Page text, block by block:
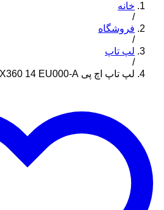
خانه
/
فروشگاه
/
لپ تاپ
/
لپ تاپ اچ پی Spectre X360 14 EU000-A